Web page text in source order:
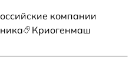
компании
Криогенмаш